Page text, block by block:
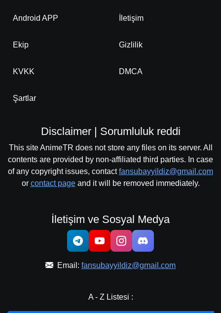
Android APP İletişim
Ekip Gizlilik
KVKK DMCA
Şartlar
Disclaimer | Sorumluluk reddi
This site AnimeTR does not store any files on its server. All
contents are provided by non-affiliated third parties. In case
of any copyright issues, contactfansubayyildiz@gmail.com
or contact pageand it will be removed immediately.
İletişim ve Sosyal Medya
Email: fansubayyildiz@gmail.com
A - Z Listesi :